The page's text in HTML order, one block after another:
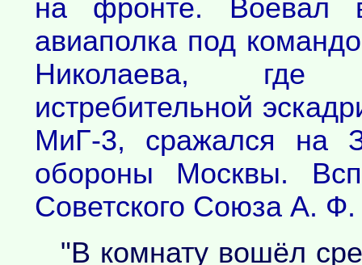
на фронте. Воевал в
авиаполка под
Николаева, где
истребительной
МиГ-3, сражался на
обороны Москвы.
Советского Союза А.
"В комнату вошёл